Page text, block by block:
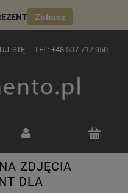
Zobacz
SIĘ TEL: +48 507 717 950
ZDJĘCIA
DLA